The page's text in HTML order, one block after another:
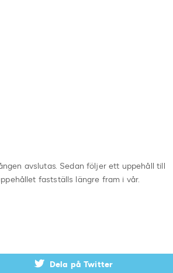
avslutas. Sedan följer ett uppehåll till
fastställs längre fram i vår.
Dela på Twitter